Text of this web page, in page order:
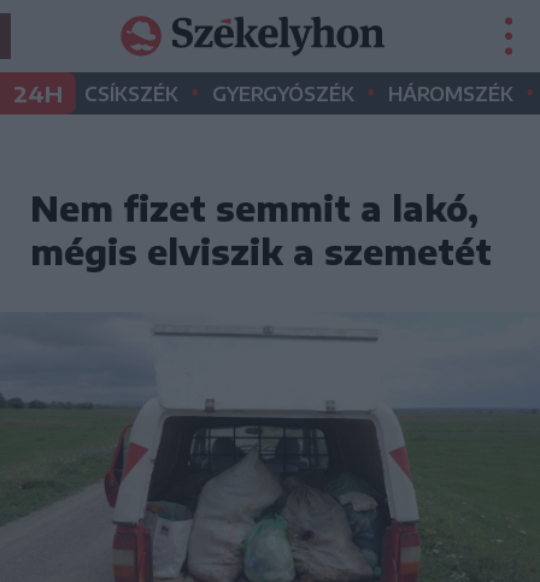
24H CSÍKSZÉK • GYERGYÓSZÉK • HÁROMSZÉK •
Nem fizet semmit a lakó,
mégis elviszik a szemetét